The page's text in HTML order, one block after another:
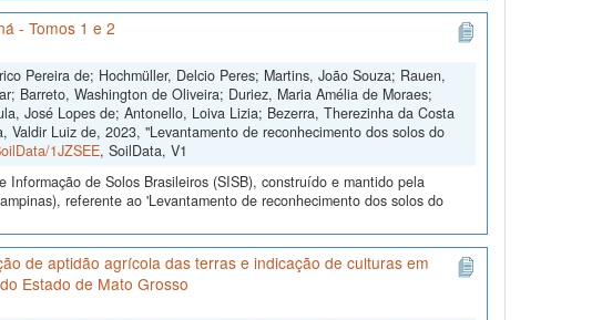
- Tomos 1 e 2
Pereira de; Hochmüller, Delcio Peres; Martins, João Souza; Rauen,
Barreto, Washington de Oliveira; Duriez, Maria Amélia de Moraes;
José Lopes de; Antonello, Loiva Lizia; Bezerra, Therezinha da Costa
Luiz de, 2023, "Levantamento de reconhecimento dos solos do
1JZSEE, SoilData, V1
de Solos Brasileiros (SISB), construído e mantido pela
referente ao 'Levantamento de reconhecimento dos solos do
de aptidão agrícola das terras e indicação de culturas em
Estado de Mato Grosso